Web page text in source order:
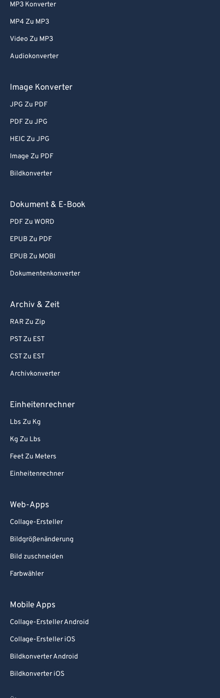
MP3 Konverter
MP4 Zu MP3
Video Zu MP3
Audiokonverter
Image Konverter
JPG Zu PDF
PDF Zu JPG
HEIC Zu JPG
Image Zu PDF
Bildkonverter
Dokument & E-Book
PDF Zu WORD
EPUB Zu PDF
EPUB Zu MOBI
Dokumentenkonverter
Archiv & Zeit
RAR Zu Zip
PST Zu EST
CST Zu EST
Archivkonverter
Einheitenrechner
Lbs Zu Kg
Kg Zu Lbs
Feet Zu Meters
Einheitenrechner
Web-Apps
Collage-Ersteller
Bildgrößenänderung
Bild zuschneiden
Farbwähler
Mobile Apps
Collage-Ersteller Android
Collage-Ersteller iOS
Bildkonverter Android
Bildkonverter iOS